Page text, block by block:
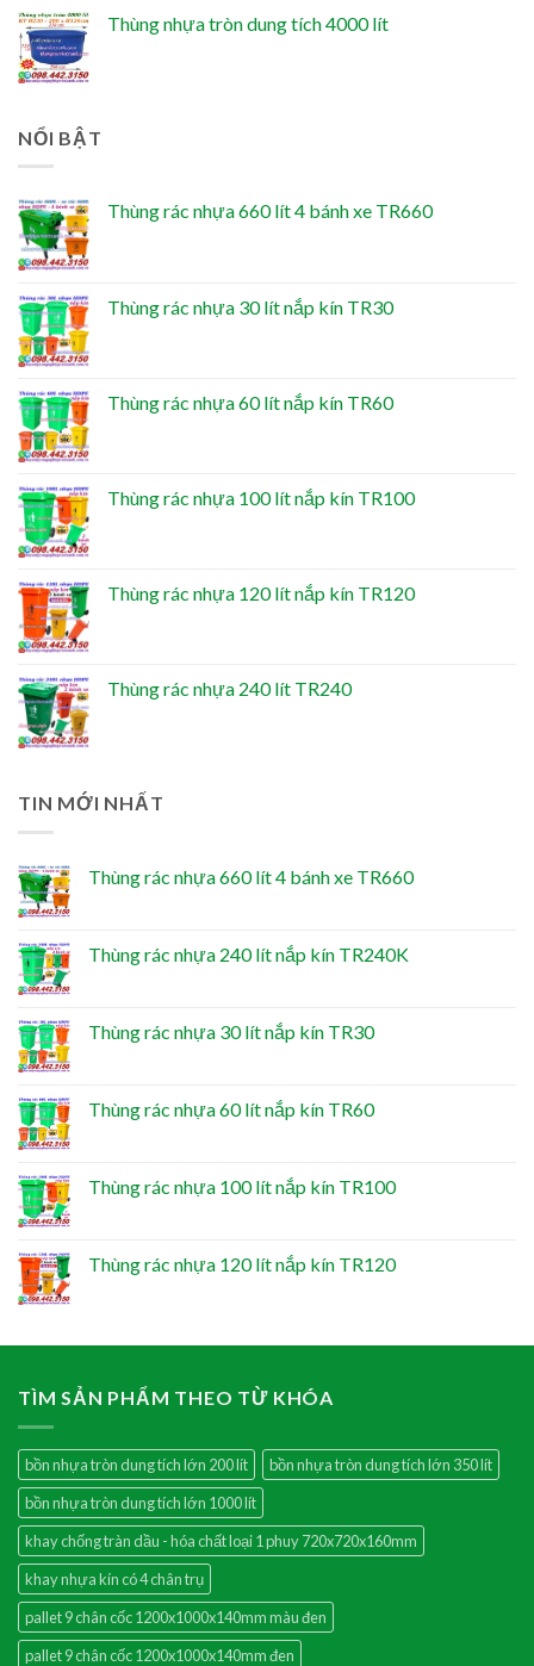
Thùng nhựa tròn dung tích 4000 lít
NỔI BẬT
Thùng rác nhựa 660 lít 4 bánh xe TR660
Thùng rác nhựa 30 lít nắp kín TR30
Thùng rác nhựa 60 lít nắp kín TR60
Thùng rác nhựa 100 lít nắp kín TR100
Thùng rác nhựa 120 lít nắp kín TR120
Thùng rác nhựa 240 lít TR240
TIN MỚI NHẤT
Thùng rác nhựa 660 lít 4 bánh xe TR660
Thùng rác nhựa 240 lít nắp kín TR240K
Thùng rác nhựa 30 lít nắp kín TR30
Thùng rác nhựa 60 lít nắp kín TR60
Thùng rác nhựa 100 lít nắp kín TR100
Thùng rác nhựa 120 lít nắp kín TR120
TÌM SẢN PHẨM THEO TỪ KHÓA
bồn nhựa tròn dung tích lớn 200 lít
bồn nhựa tròn dung tích lớn 350 lít
bồn nhựa tròn dung tích lớn 1000 lít
khay chống tràn dầu - hóa chất loại 1 phuy 720x720x160mm
khay nhựa kín có 4 chân trụ
pallet 9 chân cốc 1200x1000x140mm màu đen
pallet 9 chân cốc 1200x1000x140mm đen